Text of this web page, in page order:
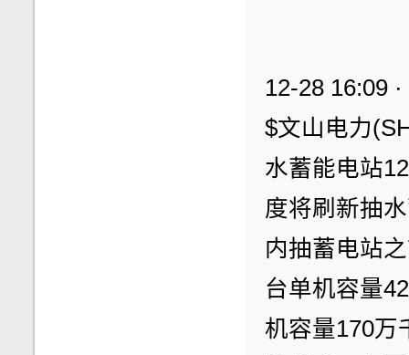
12-28 16:09
$文山电力
水蓄能电站
度将刷新抽
内抽蓄电站
台单机容量
机容量170万